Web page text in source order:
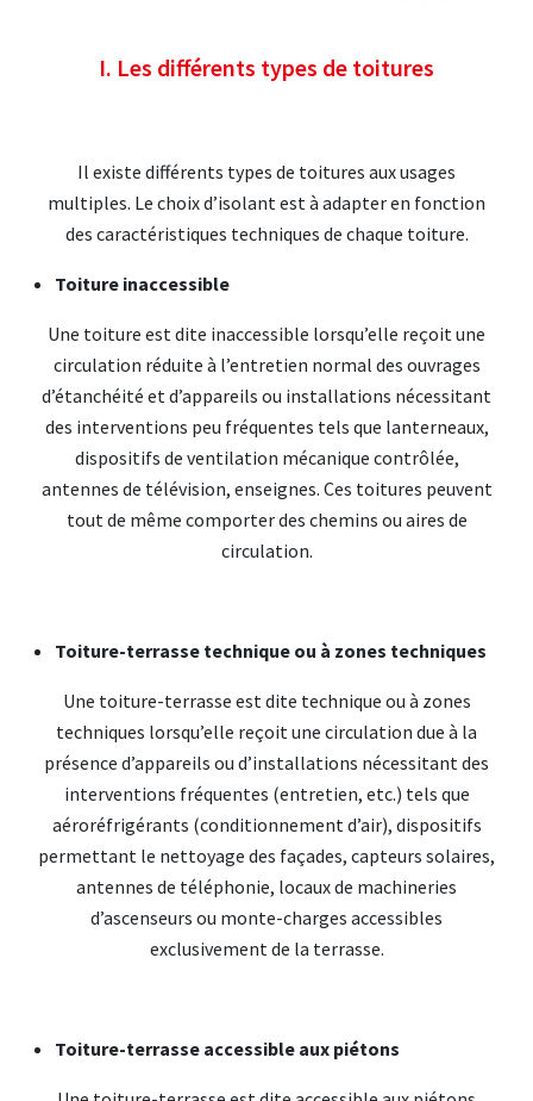
I. Les différents types de toitures
Il existe différents types de toitures aux usages
multiples. Le choix d’isolant est à adapter en fonction
des caractéristiques techniques de chaque toiture.
Toiture inaccessible
Une toiture est dite inaccessible lorsqu’elle reçoit une
circulation réduite à l’entretien normal des ouvrages
d’étanchéité et d’appareils ou installations nécessitant
des interventions peu fréquentes tels que lanterneaux,
dispositifs de ventilation mécanique contrôlée,
antennes de télévision, enseignes. Ces toitures peuvent
tout de même comporter des chemins ou aires de
circulation.
Toiture-terrasse technique ou à zones techniques
Une toiture-terrasse est dite technique ou à zones
techniques lorsqu’elle reçoit une circulation due à la
présence d’appareils ou d’installations nécessitant des
interventions fréquentes (entretien, etc.) tels que
aéroréfrigérants (conditionnement d’air), dispositifs
permettant le nettoyage des façades, capteurs solaires,
antennes de téléphonie, locaux de machineries
d’ascenseurs ou monte-charges accessibles
exclusivement de la terrasse.
Toiture-terrasse accessible aux piétons